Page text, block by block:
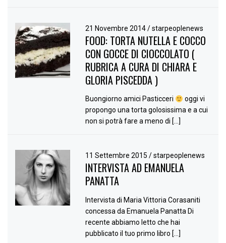
21 Novembre 2014/ starpeoplenews
FOOD: TORTA NUTELLA E COCCO
CON GOCCE DI CIOCCOLATO (
RUBRICA A CURA DI CHIARA E
GLORIA PISCEDDA )
Buongiorno amici Pasticceri
oggi vi
propongo una torta golosissima e a cui
non si potrà fare a meno di […]
11 Settembre 2015/ starpeoplenews
INTERVISTA AD EMANUELA
PANATTA
Intervista di Maria Vittoria Corasaniti
concessa da Emanuela Panatta Di
recente abbiamo letto che hai
pubblicato il tuo primo libro […]